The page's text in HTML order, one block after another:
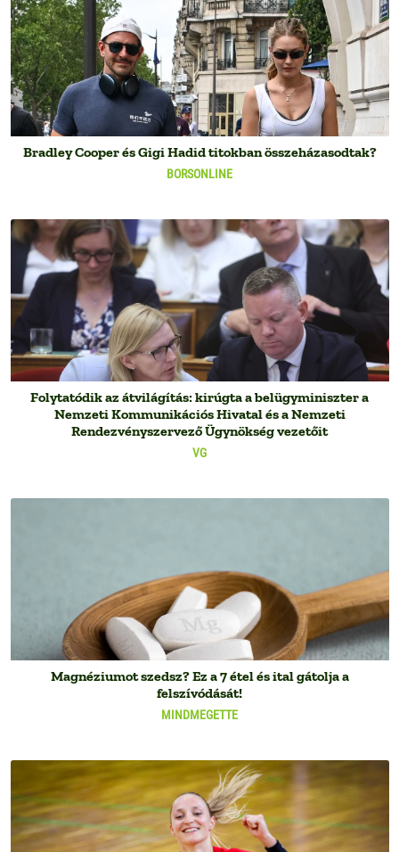
BORSONLINE
Bradley Cooper és Gigi Hadid titokban összeházasodtak?
VG
Folytatódik az átvilágítás: kirúgta a belügyminiszter a
Nemzeti Kommunikációs Hivatal és a Nemzeti
Rendezvényszervező Ügynökség vezetőit
MINDMEGETTE
Magnéziumot szedsz? Ez a 7 étel és ital gátolja a
felszívódását!